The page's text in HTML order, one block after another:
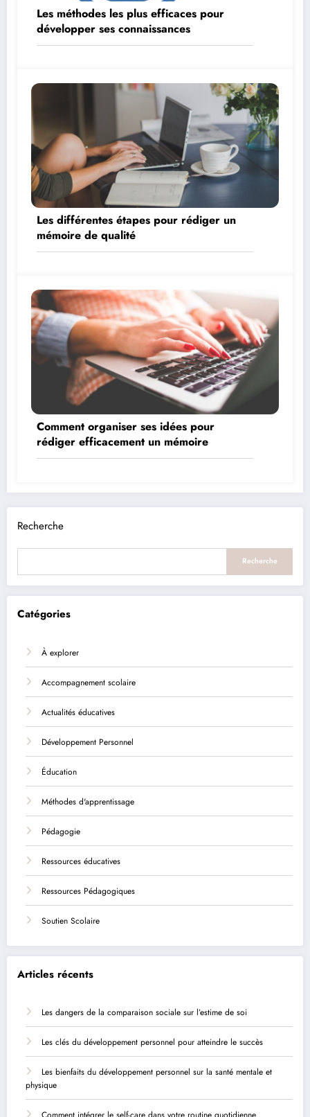
Les méthodes les plus efficaces pour
développer ses connaissances
Les différentes étapes pour rédiger un
mémoire de qualité
Comment organiser ses idées pour
rédiger efficacement un mémoire
Recherche
Recherche
Catégories
À explorer
Accompagnement scolaire
Actualités éducatives
Développement Personnel
Éducation
Méthodes d'apprentissage
Pédagogie
Ressources éducatives
Ressources Pédagogiques
Soutien Scolaire
Articles récents
Les dangers de la comparaison sociale sur l’estime de soi
Les clés du développement personnel pour atteindre le succès
Les bienfaits du développement personnel sur la santé mentale et
physique